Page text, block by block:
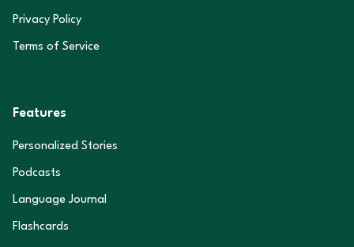
Privacy Policy
Terms of Service
Features
Personalized Stories
Podcasts
Language Journal
Flashcards